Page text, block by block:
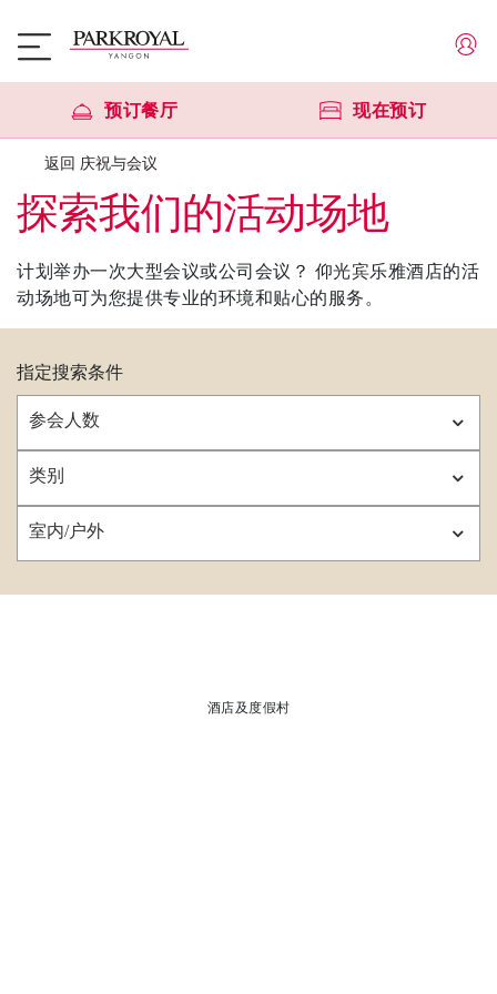
预订餐厅 现在预订
返回 庆祝与会议
探索我们的活动场地
计划举办一次大型会议或公司会议？ 仰光宾乐雅酒店的活
动场地可为您提供专业的环境和贴心的服务。
指定搜索条件
参会人数
类别
室内/户外
酒店及度假村